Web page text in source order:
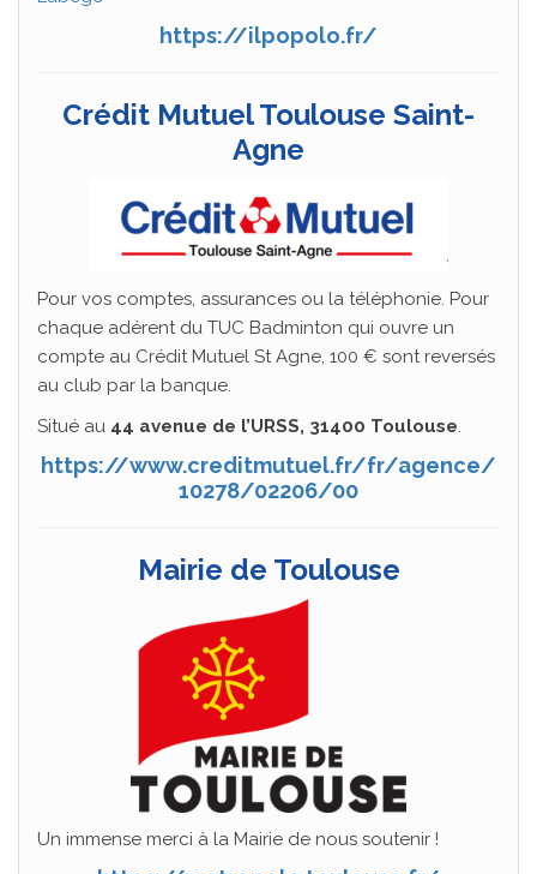
https://ilpopolo.fr/
Crédit Mutuel Toulouse Saint-
Agne
Pour vos comptes, assurances ou la téléphonie. Pour
chaque adérent du TUC Badminton qui ouvre un
compte au Crédit Mutuel St Agne, 100 € sont reversés
au club par la banque.
Situé au 44 avenue de l’URSS, 31400 Toulouse.
https://www.creditmutuel.fr/fr/agence/
10278/02206/00
Mairie de Toulouse
Un immense merci à la Mairie de nous soutenir !